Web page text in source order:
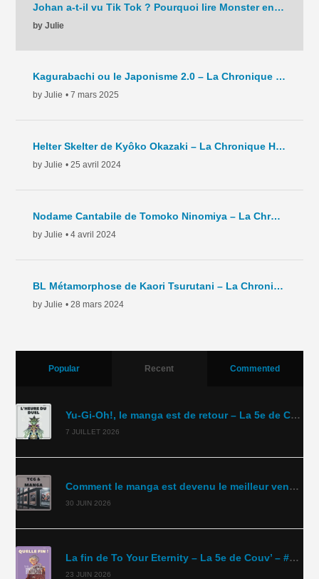
Johan a-t-il vu Tik Tok ? Pourquoi lire Monster en 2025 ? – La Chronique – C9 – 2025
by Julie
Kagurabachi ou le Japonisme 2.0 – La Chronique Hebdo – C8 – 2025
by Julie • 7 mars 2025
Helter Skelter de Kyôko Okazaki – La Chronique Hebdo – C7 – 2024
by Julie • 25 avril 2024
Nodame Cantabile de Tomoko Ninomiya – La Chronique Hebdo – C6 – 2024
by Julie • 4 avril 2024
BL Métamorphose de Kaori Tsurutani – La Chronique Hebdo – C5- 2024
by Julie • 28 mars 2024
Popular Recent Commented
Yu-Gi-Oh!, le manga est de retour – La 5e de Couv’ – #5DC – Saison 11 épisode 43
7 JUILLET 2026
Comment le manga est devenu le meilleur vendeur de TCG ? – La 5e de Couv’ – #5DC – Saison 11 épisode 42
30 JUIN 2026
La fin de To Your Eternity – La 5e de Couv’ – #5DC – Saison 11 épisode 41
23 JUIN 2026